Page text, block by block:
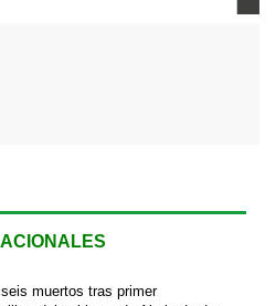
muertos tras primer